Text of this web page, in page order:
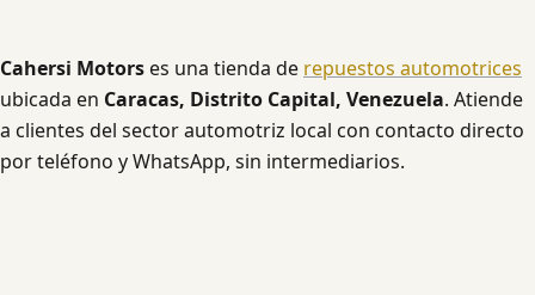
Cahersi Motorses una tienda de repuestos automotrices
ubicada en Caracas, Distrito Capital, Venezuela. Atiende
a clientes del sector automotriz local con contacto directo
por teléfono y WhatsApp, sin intermediarios.